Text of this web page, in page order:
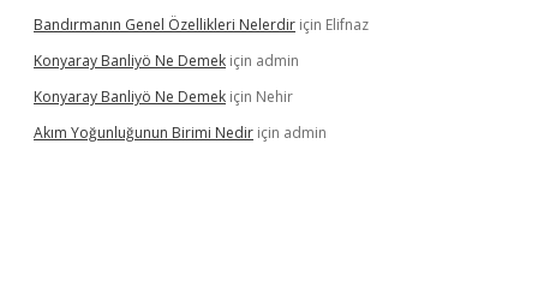
Bandırmanın Genel Özellikleri Nelerdir için Elifnaz
Konyaray Banliyö Ne Demek için admin
Konyaray Banliyö Ne Demek için Nehir
Akım Yoğunluğunun Birimi Nedir için admin